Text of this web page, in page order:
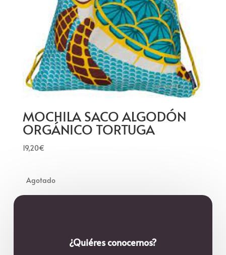
MOCHILA SACO ALGODÓN
ORGÁNICO TORTUGA
19,20€
¿Quiéres conocernos?